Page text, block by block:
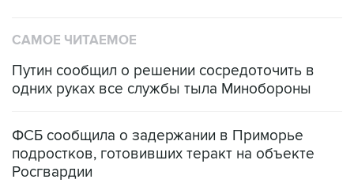
САМОЕ ЧИТАЕМОЕ
Путин сообщил о решении сосредоточить в
одних руках все службы тыла Минобороны
ФСБ сообщила о задержании в Приморье
подростков, готовивших теракт на объекте
Росгвардии